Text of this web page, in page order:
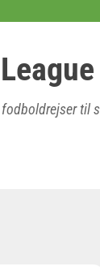
til